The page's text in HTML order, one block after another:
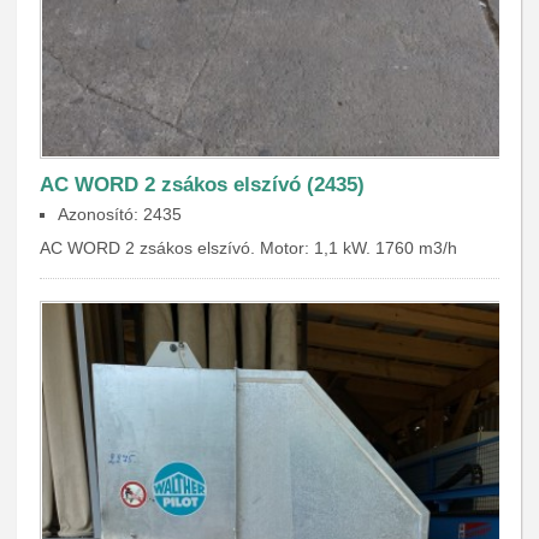
AC WORD 2 zsákos elszívó (2435)
Azonosító: 2435
AC WORD 2 zsákos elszívó. Motor: 1,1 kW. 1760 m3/h